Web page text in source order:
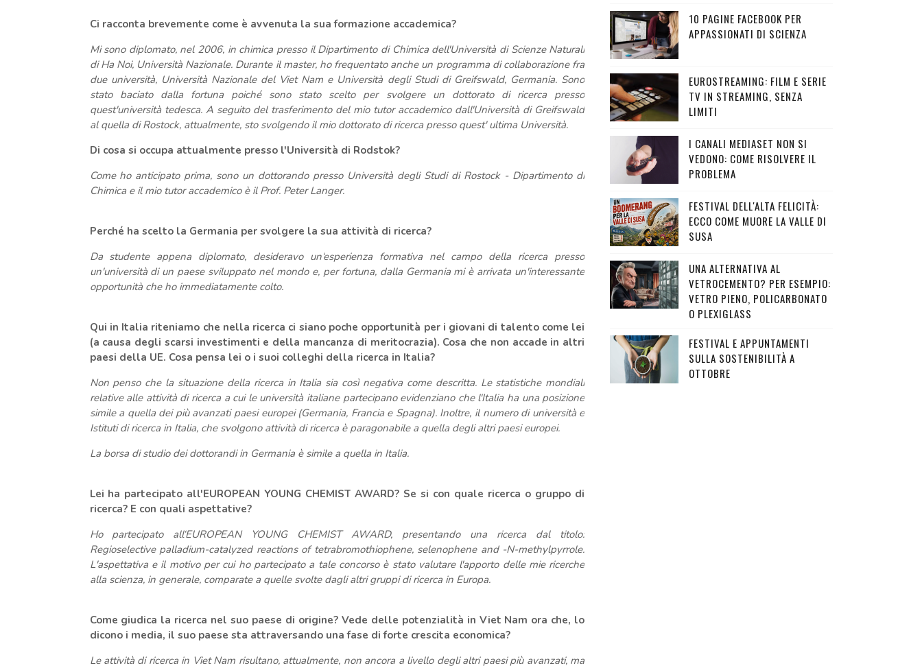
Ci racconta brevemente come è avvenuta la sua formazione accademica?
Mi sono diplomato, nel 2006, in chimica presso il Dipartimento di Chimica dell'Università di Scienze Naturali
di Ha Noi, Università Nazionale. Durante il master, ho frequentato anche un programma di collaborazione fra
due università, Università Nazionale del Viet Nam e Università degli Studi di Greifswald, Germania. Sono
stato baciato dalla fortuna poiché sono stato scelto per svolgere un dottorato di ricerca presso
quest'università tedesca. A seguito del trasferimento del mio tutor accademico dall'Università di Greifswald
al quella di Rostock, attualmente, sto svolgendo il mio dottorato di ricerca presso quest' ultima Università.
Di cosa si occupa attualmente presso l'Università di Rodstok?
Come ho anticipato prima, sono un dottorando presso Università degli Studi di Rostock - Dipartimento di
Chimica e il mio tutor accademico è il Prof. Peter Langer.
Perché ha scelto la Germania per svolgere la sua attività di ricerca?
Da studente appena diplomato, desideravo un‘esperienza formativa nel campo della ricerca presso
un'università di un paese sviluppato nel mondo e, per fortuna, dalla Germania mi è arrivata un'interessante
opportunità che ho immediatamente colto.
Qui in Italia riteniamo che nella ricerca ci siano poche opportunità per i giovani di talento come lei
(a causa degli scarsi investimenti e della mancanza di meritocrazia). Cosa che non accade in altri
paesi della UE. Cosa pensa lei o i suoi colleghi della ricerca in Italia?
Non penso che la situazione della ricerca in Italia sia così negativa come descritta. Le statistiche mondiali
relative alle attività di ricerca a cui le università italiane partecipano evidenziano che l'Italia ha una posizione
simile a quella dei più avanzati paesi europei (Germania, Francia e Spagna). Inoltre, il numero di università e
Istituti di ricerca in Italia, che svolgono attività di ricerca è paragonabile a quella degli altri paesi europei.
La borsa di studio dei dottorandi in Germania è simile a quella in Italia.
Lei ha partecipato all'EUROPEAN YOUNG CHEMIST AWARD? Se si con quale ricerca o gruppo di
ricerca? E con quali aspettative?
Ho partecipato all‘EUROPEAN YOUNG CHEMIST AWARD, presentando una ricerca dal titolo:
Regioselective palladium-catalyzed reactions of tetrabromothiophene, selenophene and -N-methylpyrrole.
L'aspettativa e il motivo per cui ho partecipato a tale concorso è stato valutare l'apporto delle mie ricerche
alla scienza, in generale, comparate a quelle svolte dagli altri gruppi di ricerca in Europa.
Come giudica la ricerca nel suo paese di origine? Vede delle potenzialità in Viet Nam ora che, lo
dicono i media, il suo paese sta attraversando una fase di forte crescita economica?
Le attività di ricerca in Viet Nam risultano, attualmente, non ancora a livello degli altri paesi più avanzati, ma
10 PAGINE FACEBOOK PER
APPASSIONATI DI SCIENZA
EUROSTREAMING: FILM E SERIE
TV IN STREAMING, SENZA
LIMITI
I CANALI MEDIASET NON SI
VEDONO: COME RISOLVERE IL
PROBLEMA
FESTIVAL DELL'ALTA FELICITÀ:
ECCO COME MUORE LA VALLE DI
SUSA
UNA ALTERNATIVA AL
VETROCEMENTO? PER ESEMPIO:
VETRO PIENO, POLICARBONATO
O PLEXIGLASS
FESTIVAL E APPUNTAMENTI
SULLA SOSTENIBILITÀ A
OTTOBRE